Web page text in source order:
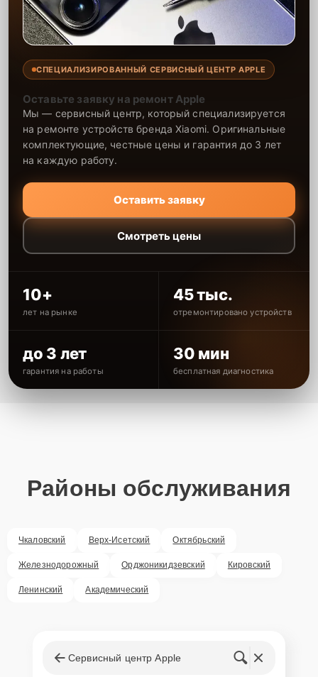
СПЕЦИАЛИЗИРОВАННЫЙ СЕРВИСНЫЙ ЦЕНТР APPLE
Оставьте заявку на ремонт Apple
Мы — сервисный центр, который специализируется
на ремонте устройств бренда Xiaomi. Оригинальные
комплектующие, честные цены и гарантия до 3 лет
на каждую работу.
Оставить заявку
Смотреть цены
10+
лет на рынке
45 тыс.
отремонтировано устройств
до 3 лет
гарантия на работы
30 мин
бесплатная диагностика
Районы обслуживания
Чкаловский Верх-Исетский Октябрьский
Железнодорожный Орджоникидзевский Кировский
Ленинский Академический
Сервисный центр Apple